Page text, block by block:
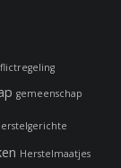
gemeenschap
Herstelmaatjes